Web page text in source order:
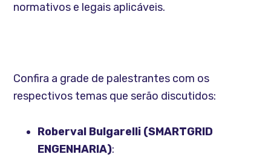
normativos e legais aplicáveis.
Confira a grade de palestrantes com os
respectivos temas que serão discutidos:
Roberval Bulgarelli (SMARTGRID
ENGENHARIA):